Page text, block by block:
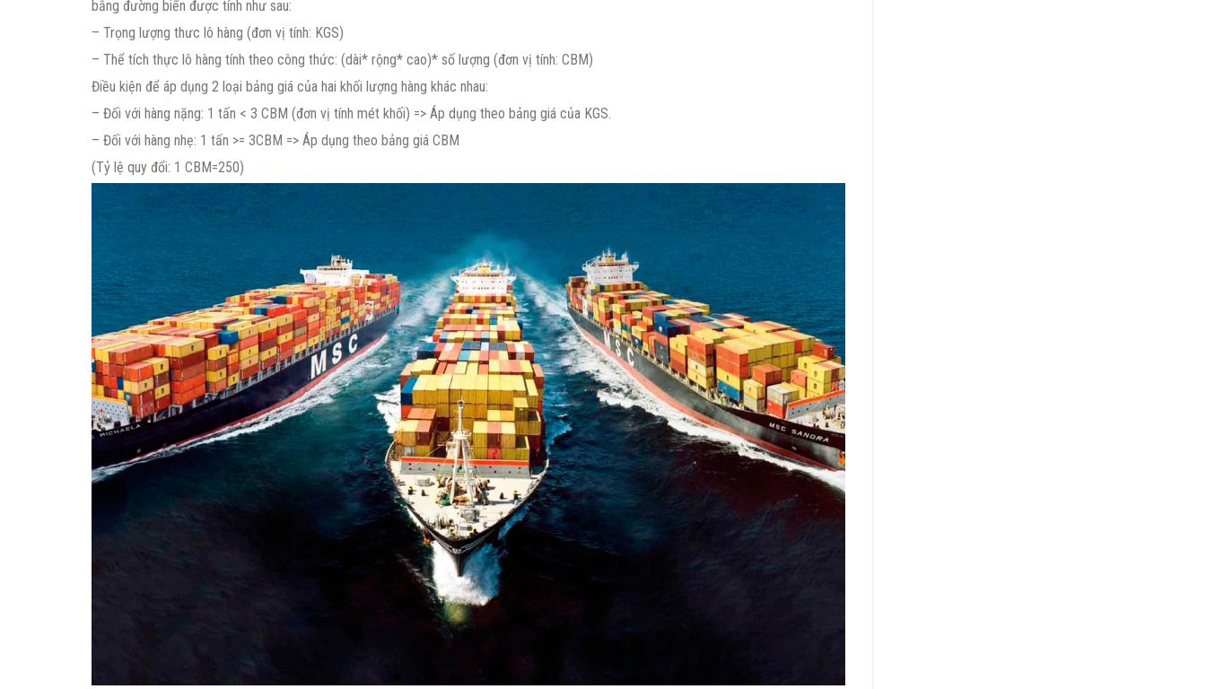
bằng đường biển được tính như sau:
– Trọng lượng thưc lô hàng (đơn vị tính: KGS)
– Thể tích thực lô hàng tính theo công thức: (dài* rộng* cao)* số lượng (đơn vị tính: CBM)
Điều kiện để áp dụng 2 loại bảng giá của hai khối lượng hàng khác nhau:
– Đối với hàng nặng: 1 tấn < 3 CBM (đơn vị tính mét khối) => Áp dụng theo bảng giá của KGS.
– Đối với hàng nhẹ: 1 tấn >= 3CBM => Áp dụng theo bảng giá CBM
(Tỷ lệ quy đổi: 1 CBM=250)